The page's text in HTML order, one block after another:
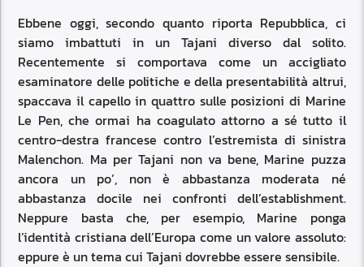
Ebbene oggi, secondo quanto riporta Repubblica, ci
siamo imbattuti in un Tajani diverso dal solito.
Recentemente si comportava come un accigliato
esaminatore delle politiche e della presentabilità altrui,
spaccava il capello in quattro sulle posizioni di Marine
Le Pen, che ormai ha coagulato attorno a sé tutto il
centro-destra francese contro l’estremista di sinistra
Malenchon. Ma per Tajani non va bene, Marine puzza
ancora un po’, non è abbastanza moderata né
abbastanza docile nei confronti dell’establishment.
Neppure basta che, per esempio, Marine ponga
l’identità cristiana dell’Europa come un valore assoluto:
eppure è un tema cui Tajani dovrebbe essere sensibile.